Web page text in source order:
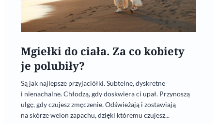
Mgiełki do ciała. Za co kobiety
je polubiły?
Są jak najlepsze przyjaciółki. Subtelne, dyskretne
i nienachalne. Chłodzą, gdy doskwiera ci upał. Przynoszą
ulgę, gdy czujesz zmęczenie. Odświeżają i zostawiają
na skórze welon zapachu, dzięki któremu czujesz...